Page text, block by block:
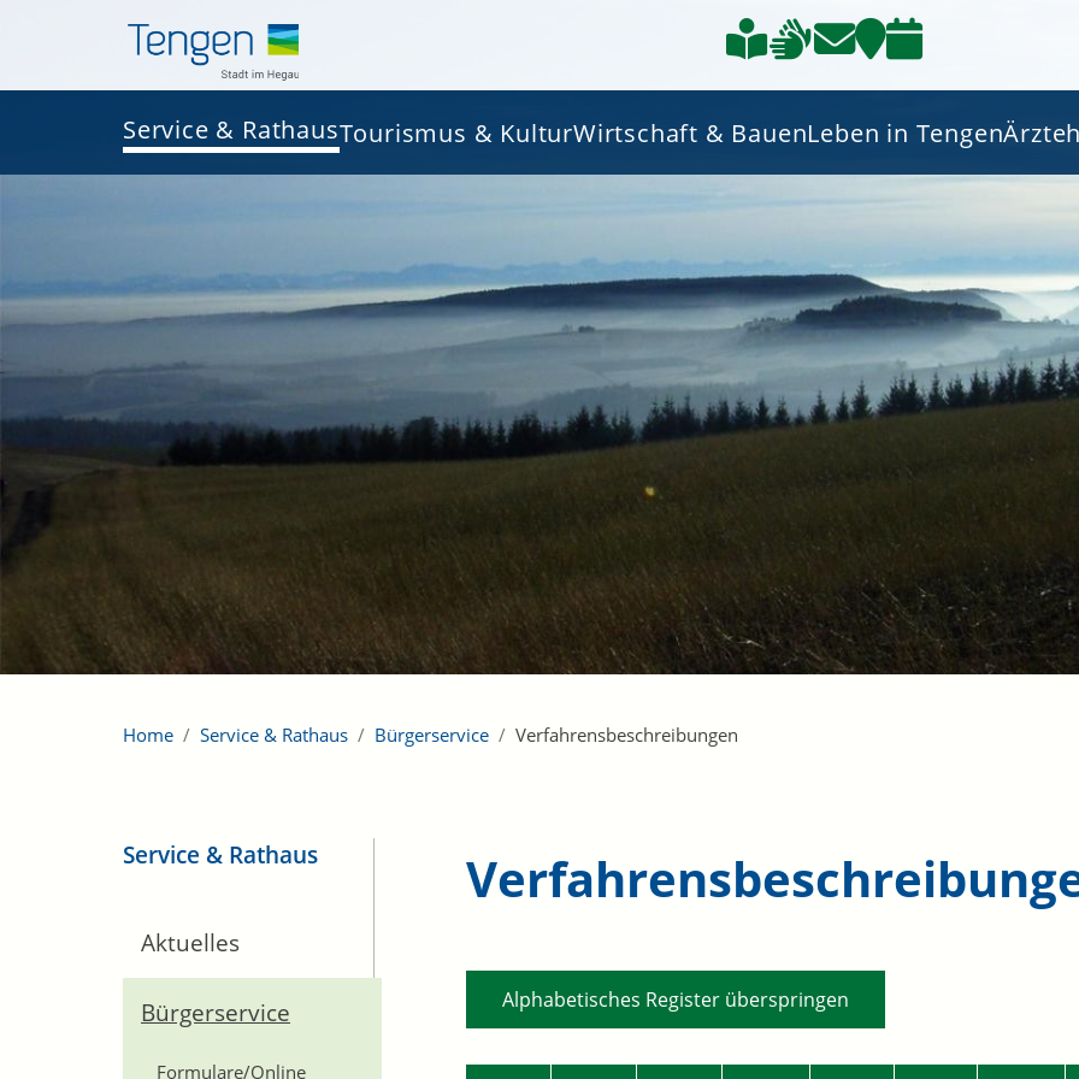
Service & RathausTourismus & KulturWirtschaft & BauenLeben in Tengen
Home Service & Rathaus Bürgerservice Verfahrensbeschreibungen
Service & Rathaus
Aktuelles
Bürgerservice
Formulare/Online
Alphabetisches Register überspringen